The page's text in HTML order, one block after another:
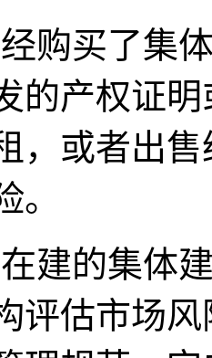
购买了集
的产权证
，或者出
。
建的集体
评估市场